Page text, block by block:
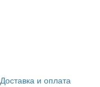
Доставка и оплата